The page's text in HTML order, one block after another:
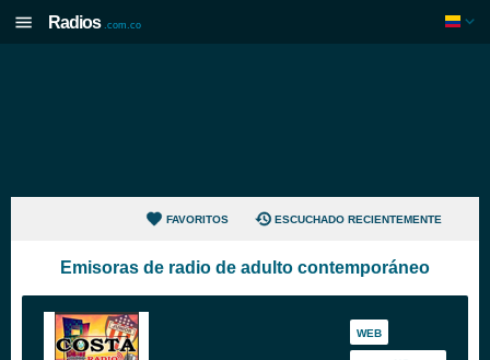
Radios .com.co
FAVORITOS ESCUCHADO RECIENTEMENTE
Emisoras de radio de adulto contemporáneo
WEB